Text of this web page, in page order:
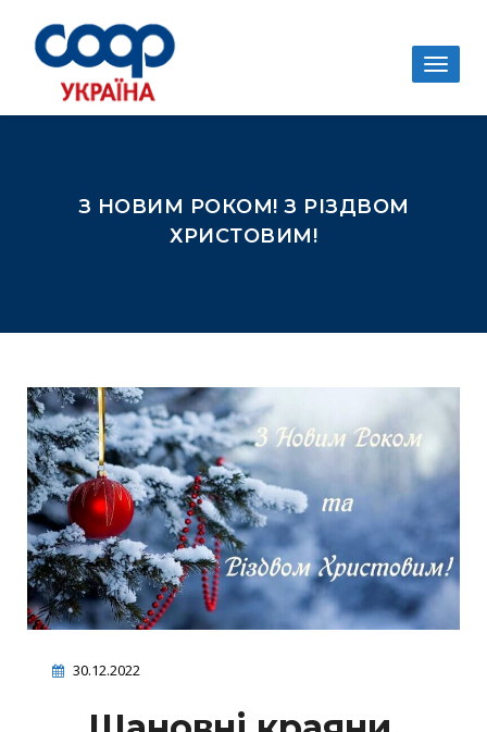
З НОВИМ РОКОМ! З РІЗДВОМ
ХРИСТОВИМ!
30.12.2022